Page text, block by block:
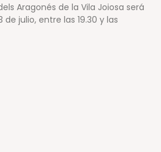
Aragonés de la Vila Joiosa será
de julio, entre las 19.30 y las